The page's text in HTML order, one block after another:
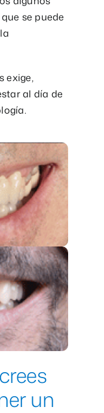
se puede
exige,
al día de
un